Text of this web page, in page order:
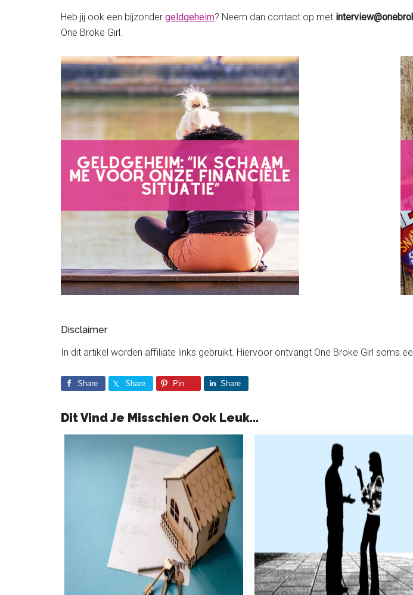
Heb jij ook een bijzonder geldgeheim? Neem dan contact op met
One Broke Girl.
Disclaimer
In dit artikel worden affiliate links gebruikt. Hiervoor ontvangt One Broke Girl soms
Share Share Pin Share
Dit Vind Je Misschien Ook Leuk...